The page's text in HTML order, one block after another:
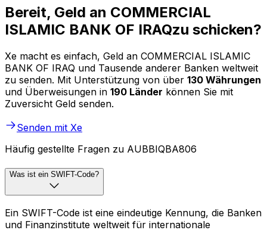
Bereit, Geld an COMMERCIAL
ISLAMIC BANK OF IRAQzu schicken?
Xe macht es einfach, Geld an COMMERCIAL ISLAMIC
BANK OF IRAQ und Tausende anderer Banken weltweit
zu senden. Mit Unterstützung von über 130 Währungen
und Überweisungen in 190 Länder können Sie mit
Zuversicht Geld senden.
Senden mit Xe
Häufig gestellte Fragen zu AUBBIQBA806
Was ist ein SWIFT-Code?
Ein SWIFT-Code ist eine eindeutige Kennung, die Banken
und Finanzinstitute weltweit für internationale